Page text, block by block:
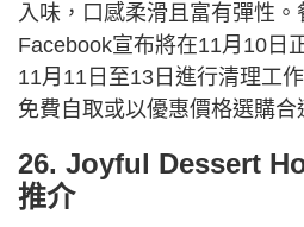
入味，口感柔滑且富有彈性。
Facebook宣布將在11月10日
11月11日至13日進行清理工
免費自取或以優惠價格選購合
26. Joyful Dessert
推介